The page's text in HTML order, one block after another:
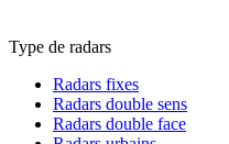
Type de radars
Radars fixes
Radars double sens
Radars double face